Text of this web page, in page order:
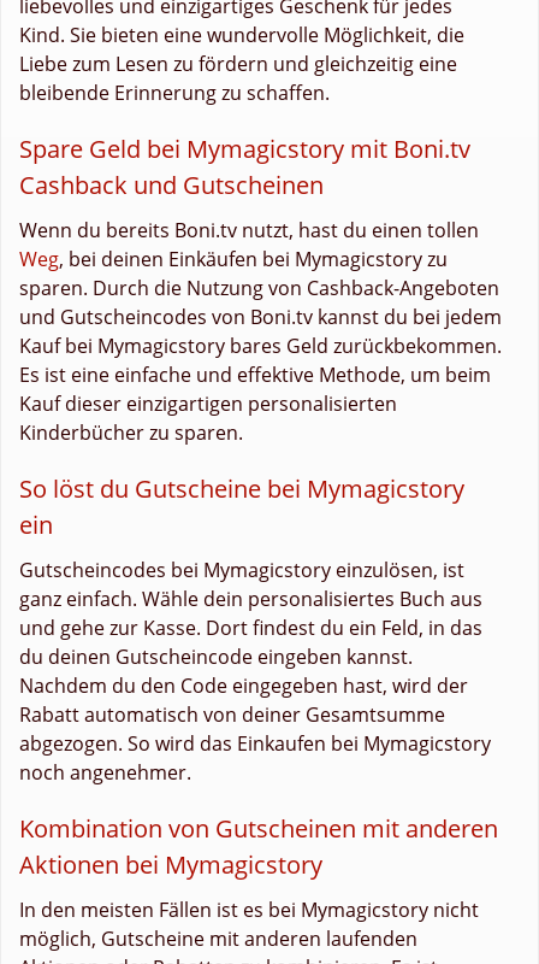
liebevolles und einzigartiges Geschenk für jedes
Kind. Sie bieten eine wundervolle Möglichkeit, die
Liebe zum Lesen zu fördern und gleichzeitig eine
bleibende Erinnerung zu schaffen.
Spare Geld bei Mymagicstory mit Boni.tv
Cashback und Gutscheinen
Wenn du bereits Boni.tv nutzt, hast du einen tollen
Weg, bei deinen Einkäufen bei Mymagicstory zu
sparen. Durch die Nutzung von Cashback-Angeboten
und Gutscheincodes von Boni.tv kannst du bei jedem
Kauf bei Mymagicstory bares Geld zurückbekommen.
Es ist eine einfache und effektive Methode, um beim
Kauf dieser einzigartigen personalisierten
Kinderbücher zu sparen.
So löst du Gutscheine bei Mymagicstory
ein
Gutscheincodes bei Mymagicstory einzulösen, ist
ganz einfach. Wähle dein personalisiertes Buch aus
und gehe zur Kasse. Dort findest du ein Feld, in das
du deinen Gutscheincode eingeben kannst.
Nachdem du den Code eingegeben hast, wird der
Rabatt automatisch von deiner Gesamtsumme
abgezogen. So wird das Einkaufen bei Mymagicstory
noch angenehmer.
Kombination von Gutscheinen mit anderen
Aktionen bei Mymagicstory
In den meisten Fällen ist es bei Mymagicstory nicht
möglich, Gutscheine mit anderen laufenden